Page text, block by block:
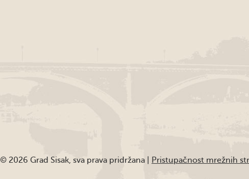
© 2026 Grad Sisak, sva prava pridržana | Pristupačnost mrežnih